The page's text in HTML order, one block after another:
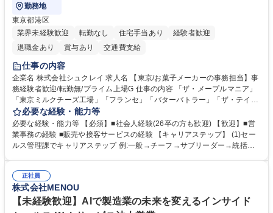
勤務地
東京都港区
業界未経験歓迎
転勤なし 住宅手当あり
経験者歓迎
退職金あり
賞与あり 交通費支給
仕事の内容
企業名 株式会社シュクレイ 求人名 【東京/お菓子メーカーの事務担当】事
務経験者歓迎/転勤無/プライム上場G 仕事の内容 「ザ・メープルマニア」
「東京ミルクチーズ工場」「フランセ」「バターバトラー」「ザ・テイラ
ー」「DROOLY」等のブランドを多数展開する当社にて、オリジナル菓子
ブランド商品の事務業務をお任せいたします。 【具体的な業務内容】 ■店
舗からの発注受付/PC入力業務 ■受電対応(社内/社外) ■商品のマスター登
録 ■日々の売上抽出・報告 ■提携企業への書類送付業務 ■契約書管理業務
必要な経験・能力等
必要な経験・能力等 【必須】■社会人経験(26卒の方も歓迎) 【歓迎】■営
業事務の経験 ■販売や接客サービスの経験 【キャリアステップ】 (1)セー
ルス管理課でキャリアステップ 例:一般→チーフ→サブリーダー→統括リ
や個別面談を通してご自身のキャリアと向き合っていただき、会社として
もバックアップしていきます。 学歴・資格 学歴：大学院 大学 高専 短大
専修学校 高校 語学力： 資格：
正社員
株式会社MENOU
【未経験歓迎】AIで製造業の未来を変えるインサイド